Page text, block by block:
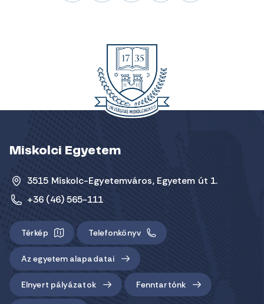
Miskolci Egyetem
3515 Miskolc-Egyetemváros, Egyetem út 1.
+36 (46) 565-111
Térkép Telefonkönyv
Az egyetem alapadatai
Elnyert pályázatok Fenntartónk